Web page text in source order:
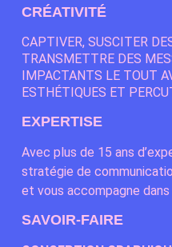
CRÉATIVITÉ
CAPTIVER, SUSCITER
TRANSMETTRE DES
IMPACTANTS LE TOUT
ESTHÉTIQUES ET
EXPERTISE
Avec plus de 15 ans
stratégie de
et vous accompagne
SAVOIR-FAIRE